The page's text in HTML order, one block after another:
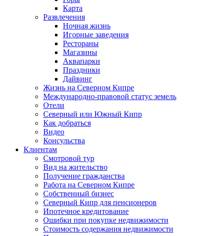
Карта
Развлечения
Ночная жизнь
Игорные заведения
Рестораны
Магазины
Аквапарки
Праздники
Дайвинг
Жизнь на Северном Кипре
Международно-правовой статус земель
Отели
Северный или Южный Кипр
Как добраться
Видео
Консульства
Клиентам
Смотровой тур
Вид на жительство
Получение гражданства
Работа на Северном Кипре
Собственный бизнес
Северный Кипр для пенсионеров
Ипотечное кредитование
Ошибки при покупке недвижимости
Стоимость содержания недвижимости